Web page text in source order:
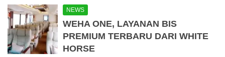
NEWS
WEHA ONE, LAYANAN BIS
PREMIUM TERBARU DARI WHITE
HORSE